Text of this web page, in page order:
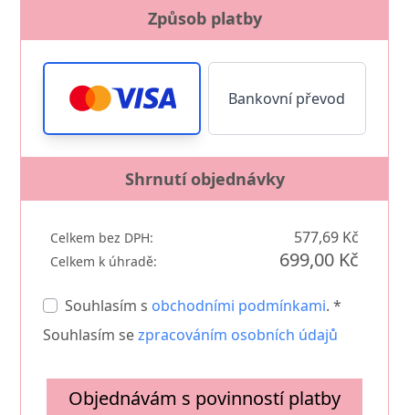
Způsob platby
Bankovní převod
Shrnutí objednávky
Celkem bez DPH: 577,69 Kč
Celkem k úhradě: 699,00 Kč
Souhlasím s obchodními podmínkami. *
Souhlasím sezpracováním osobních údajů
Objednávám s povinností platby